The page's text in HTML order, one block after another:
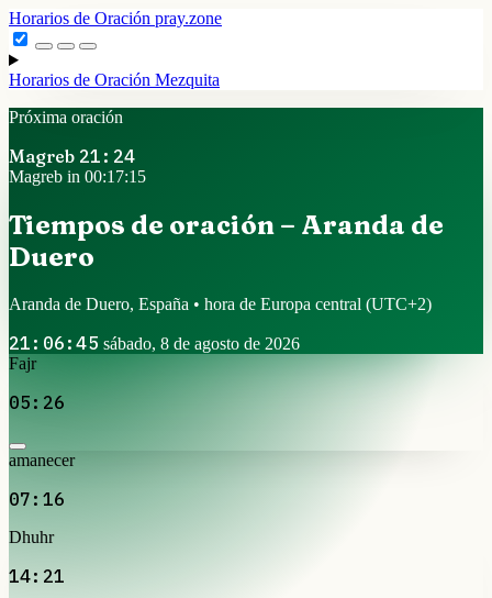
Horarios de Oración pray.zone
Horarios de Oración Mezquita
Próxima oración
Magreb 21:24
Magreb in 00:17:14
Tiempos de oración – Aranda de
Duero
Aranda de Duero, España • hora de Europa central (UTC+2)
21:06:46 sábado, 8 de agosto de 2026
Fajr
05:26
amanecer
07:16
Dhuhr
14:21